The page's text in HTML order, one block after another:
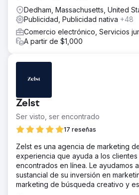
Dedham, Massachusetts, United
Publicidad, Publicidad nativa +48
Comercio electrónico, Servicios
A partir de $1,000
Zelst
Ser visto, ser encontrado
17 reseñas
Zelst es una agencia de marketing
experiencia que ayuda a los
encontrados en línea. Le ayudamos
sustancial de su inversión en
marketing de búsqueda creativo y